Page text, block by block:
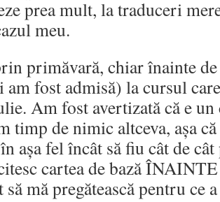
prea mult, la traduceri
meu.
primăvară, chiar înainte
fost admisă) la cursul
Am fost avertizată că e
timp de nimic altceva, așa
așa fel încât să fiu cât de
cartea de bază
mă pregătească pentru ce